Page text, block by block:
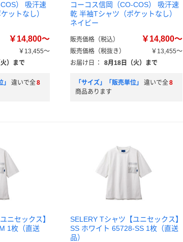
） 吸汗速
ットなし）
￥14,800～
￥13,455～
）まで
違いで全8
コーコス信岡（CO-COS） 吸汗速
乾 半袖Tシャツ（ポケットなし）
ネイビー
販売価格（税込） ￥14,800～
販売価格（税抜き）
￥13,455～
お届け日
： 8月18日（火）まで
「サイズ」「販売単位」 違いで全8
商品あります
ニセックス】
1枚（直送
SELERY Tシャツ【ユニセックス】
SS ホワイト 65728-SS 1枚（直送
品）